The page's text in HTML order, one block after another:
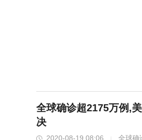
全球确诊超2175万例,
决
2020-08-19 08:06 全球确